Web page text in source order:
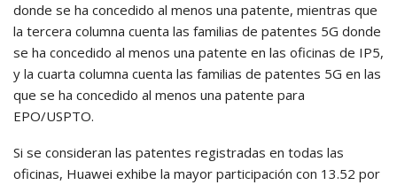
donde se ha concedido al menos una patente, mientras que
la tercera columna cuenta las familias de patentes 5G donde
se ha concedido al menos una patente en las oficinas de IP5,
y la cuarta columna cuenta las familias de patentes 5G en las
que se ha concedido al menos una patente para
EPO/USPTO.
Si se consideran las patentes registradas en todas las
oficinas, Huawei exhibe la mayor participación con 13.52 por